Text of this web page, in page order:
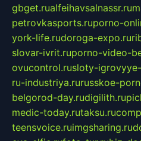
gbget.rualfeihavsalnassr.ru
petrovkasports.ruporno-
york-life.rudoroga-expo.ru
slovar-ivrit.ruporno-video-
ovucontrol.rusloty-
ru-industriya.rurusskoe-
belgorod-day.rudigilith.ru
medic-today.rutaksu.ru
teensvoice.ruimgsharing.ru